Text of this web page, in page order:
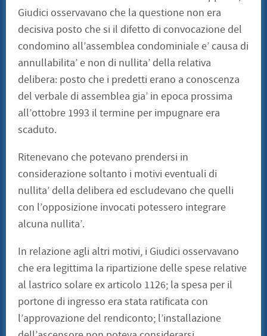
Giudici osservavano che la questione non era
decisiva posto che si il difetto di convocazione del
condomino all’assemblea condominiale e’ causa di
annullabilita’ e non di nullita’ della relativa
delibera: posto che i predetti erano a conoscenza
del verbale di assemblea gia’ in epoca prossima
all’ottobre 1993 il termine per impugnare era
scaduto.
Ritenevano che potevano prendersi in
considerazione soltanto i motivi eventuali di
nullita’ della delibera ed escludevano che quelli
con l’opposizione invocati potessero integrare
alcuna nullita’.
In relazione agli altri motivi, i Giudici osservavano
che era legittima la ripartizione delle spese relative
al lastrico solare ex articolo 1126; la spesa per il
portone di ingresso era stata ratificata con
l’approvazione del rendiconto; l’installazione